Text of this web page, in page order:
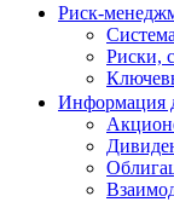
Риск-
Риски,
Информация